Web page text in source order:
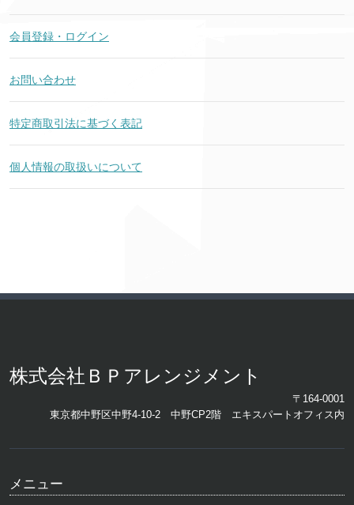
会員登録・ログイン
お問い合わせ
特定商取引法に基づく表記
個人情報の取扱いについて
株式会社ＢＰアレンジメント
〒164-0001
東京都中野区中野4-10-2 中野CP2階 エキスパートオフィス内
メニュー